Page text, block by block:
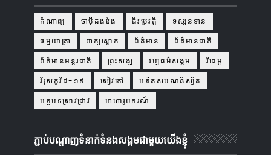
កំណាព្យ ចាប៉ីដងវែង ជីវប្រវត្តិ
ទស្សនទាន
ធម្មយាត្រា
ពាក្យស្លោក ព័ត៌មាន
ព័ត៌មានជាតិ
ព័ត៌មានអន្តរជាតិ
ព្រះសង្ឃ វប្បធម៌សង្គម
វីដេអូ
វីរុសកូវីដ-១៩
សៀវភៅ
អតីតសមណនិស្សិត
អត្ថបទស្រាវជ្រាវ
អាហារូបករណ៍
ភ្ជាប់បណ្ដាញទំនាក់ទំនងសង្គមជាមួយយើងខ្ញុំ